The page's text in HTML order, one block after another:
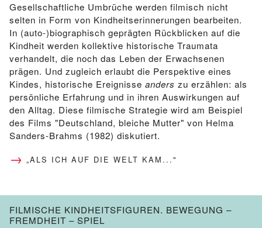
Gesellschaftliche Umbrüche werden filmisch nicht
selten in Form von Kindheitserinnerungen bearbeiten.
In (auto-)biographisch geprägten Rückblicken auf die
Kindheit werden kollektive historische Traumata
verhandelt, die noch das Leben der Erwachsenen
prägen. Und zugleich erlaubt die Perspektive eines
Kindes, historische Ereignisse anders zu erzählen: als
persönliche Erfahrung und in ihren Auswirkungen auf
den Alltag. Diese filmische Strategie wird am Beispiel
des Films "Deutschland, bleiche Mutter" von Helma
Sanders-Brahms (1982) diskutiert.
„ALS ICH AUF DIE WELT KAM..."
FILMISCHE KINDHEITSFIGUREN. BEWEGUNG –
FREMDHEIT – SPIEL